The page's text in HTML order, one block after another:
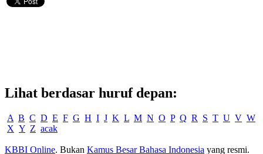
Lihat berdasar huruf depan:
A B C D E F G H I J K L M N O P Q R S T U V W
X Y Z acak
KBBI Online. Bukan Kamus Besar Bahasa Indonesia yang resmi.